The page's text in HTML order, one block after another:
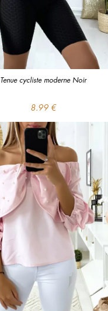
Tenue cycliste moderne Noir
8.99 €